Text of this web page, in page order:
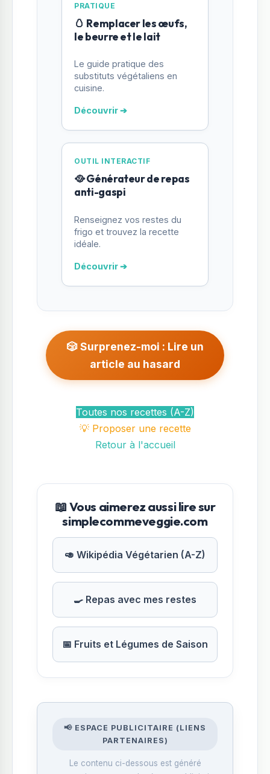
PRATIQUE
🥚 Remplacer les œufs,
le beurre et le lait
Le guide pratique des
substituts végétaliens en
cuisine.
Découvrir ➔
OUTIL INTERACTIF
🥘 Générateur de repas
anti-gaspi
Renseignez vos restes du
frigo et trouvez la recette
idéale.
Découvrir ➔
🎲 Surprenez-moi : Lire un
article au hasard
Toutes nos recettes (A-Z)
💡 Proposer une recette
Retour à l'accueil
📖 Vous aimerez aussi lire sur
simplecommeveggie.com
🥑 Wikipédia Végétarien (A-Z)
🍳 Repas avec mes restes
📅 Fruits et Légumes de Saison
📢 ESPACE PUBLICITAIRE (LIENS
PARTENAIRES)
Le contenu ci-dessous est généré